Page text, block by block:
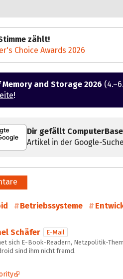
zählt!
Choice Awards 2026
Memory and Storage 2026
!
Dir gefällt
Artikel in der Google-
Betriebssysteme
Schäfer
E-Mail
sich E-Book-Readern, Netzpolitik-
sind ihm nicht fremd.